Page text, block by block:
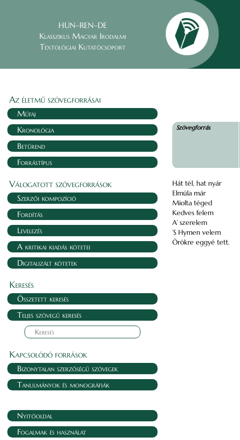
HUN–REN–DE
Klasszikus Magyar Irodalmi
Textológiai Kutatócsoport
Az életmű szövegforrásai
Műfaj
Kronológia
Betűrend
Forrástípus
Válogatott szövegforrások
Szerzői kompozíció
Fordítás
Levelezés
A kritikai kiadás kötetei
Digitalizált kötetek
Keresés
Összetett keresés
Teljes szövegű keresés
Kapcsolódó források
Bizonytalan szerzőségű szövegek
Tanulmányok és monográfiák
Nyitóoldal
Fogalmak és használat
Szövegforrás
Hát tél, hat nyár
Elmúla már
Miolta téged
Kedves felem
A’ szerelem
’S Hymen velem
Örökre eggyé tett.